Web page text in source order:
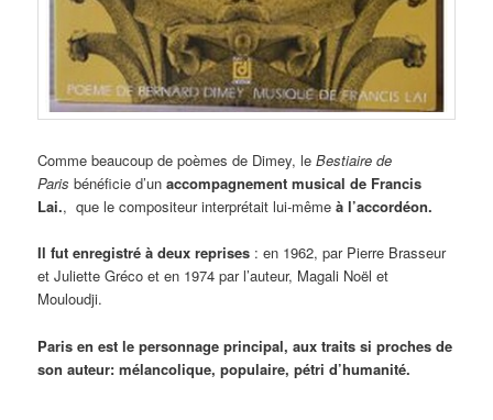
Comme beaucoup de poèmes de Dimey, leBestiaire de
Paris bénéficie d’unaccompagnement musical de Francis
Lai., que le compositeur interprétait lui-même à l’accordéon.
Il fut enregistré à deux reprises : en 1962, par Pierre Brasseur
et Juliette Gréco et en 1974 par l’auteur, Magali Noël et
Mouloudji.
Paris en est le personnage principal, aux traits si proches de
son auteur: mélancolique, populaire, pétri d’humanité.